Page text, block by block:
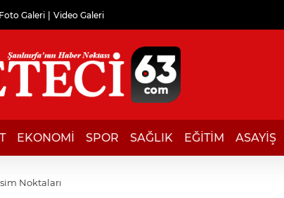
Foto Galeri Video Galeri
EKONOMİ SPOR SAĞLIK EĞİTİM ASAYİŞ
Noktaları